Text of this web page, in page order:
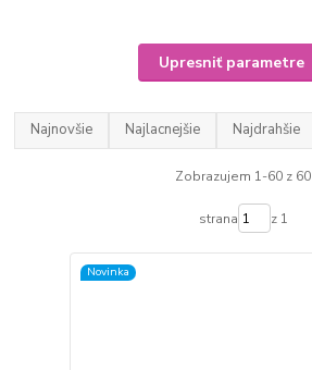
Upresniť parametre
Najnovšie Najlacnejšie Najdrahšie
Zobrazujem 1-60 z 60
strana z 1
Novinka